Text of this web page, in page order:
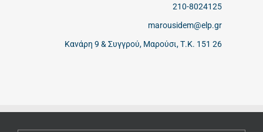
210-8024125
marousidem@elp.gr
Κανάρη 9 & Συγγρού, Μαρούσι, Τ.Κ. 151 26